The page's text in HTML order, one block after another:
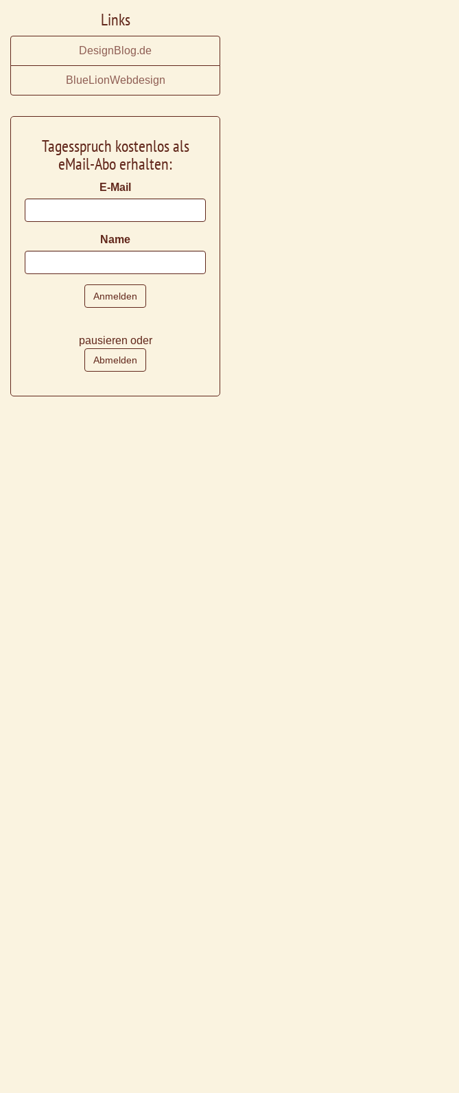
Links
DesignBlog.de
BlueLionWebdesign
Tagesspruch kostenlos als
eMail-Abo erhalten:
E-Mail
Name
pausieren oder